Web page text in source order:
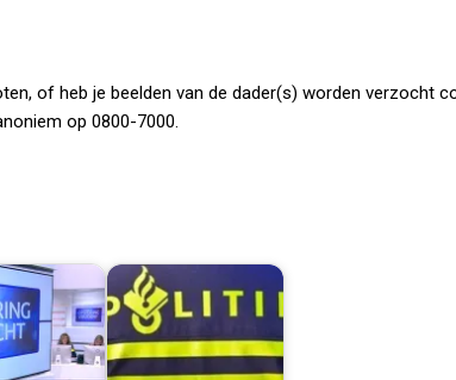
of heb je beelden van de dader(s) worden verzocht
op 0800-7000.